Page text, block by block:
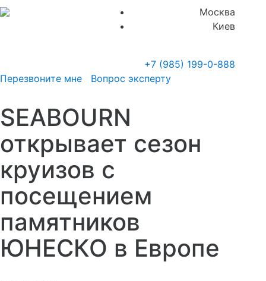
Москва
Киев
+7 (985) 199-0-888
Перезвоните мне
Вопрос эксперту
SEABOURN
открывает сезон
круизов с
посещением
памятников
ЮНЕСКО в Европе